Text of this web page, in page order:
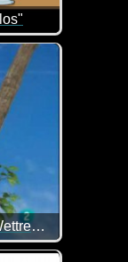
schlafen kann
The Owl - 13. The Race (das Wettrennen)
ganz gut aus,